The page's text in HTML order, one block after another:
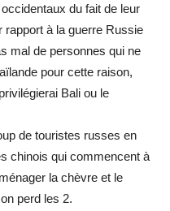
du fait de leur
rapport à la guerre Russie
mal de personnes qui ne
pour cette raison,
Bali ou le
de touristes russes en
chinois qui commencent à
la chèvre et le
perd les 2.